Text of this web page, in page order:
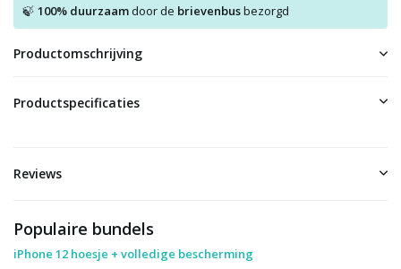
🍃 100% duurzaamdoor de brievenbusbezorgd
Productomschrijving
Productspecificaties
Reviews
Populaire bundels
iPhone 12 hoesje + volledige bescherming